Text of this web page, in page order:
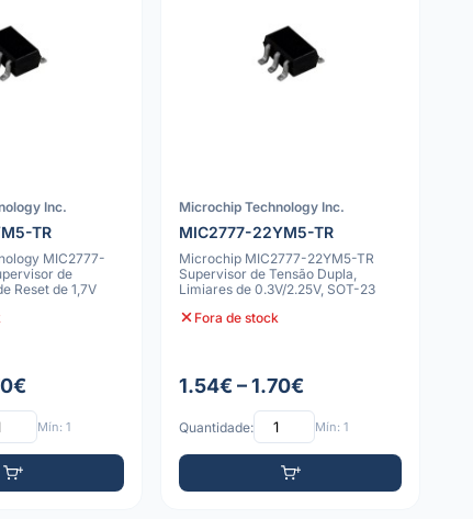
Inc.
TR
MIC2777-
de
Reset de 1,7V
Mín: 1
Microchip Technology Inc.
MIC2777-22YM5-TR
Microchip MIC2777-22YM5-TR
Supervisor de Tensão Dupla,
Limiares de 0.3V/2.25V, SOT-23
Fora de stock
1.54€ – 1.70€
Quantidade: Mín: 1